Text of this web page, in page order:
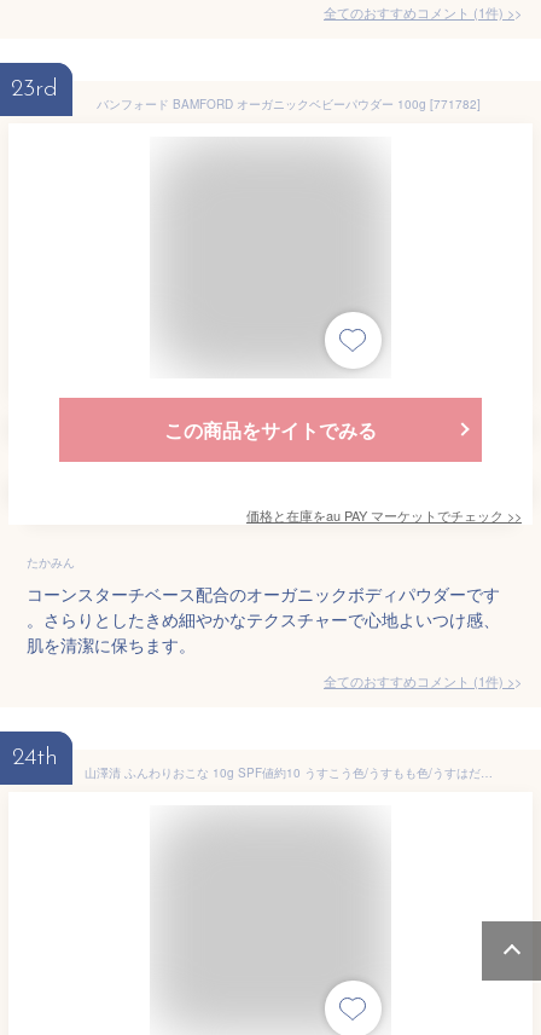
全てのおすすめコメント (1件) >
23rd
バンフォード BAMFORD オーガニックベビーパウダー 100g [771782]
この商品をサイトでみる
価格と在庫をau PAY マーケットでチェック >>
たかみん
コーンスターチベース配合のオーガニックボディパウダーです
。さらりとしたきめ細やかなテクスチャーで心地よいつけ感、
肌を清潔に保ちます。
全てのおすすめコメント (1件) >
24th
山澤清 ふんわりおこな 10g SPF値約10 うすこう色/うすもも色/うすはだ色 オーガニック パフ付き ルースパウダー 天花粉 ハーブ 天然 敏感肌 ルース パウダー お粉 無添加 化粧品 おしろい メイク フェースパウダー ボディパウダー UVケア 紫外線